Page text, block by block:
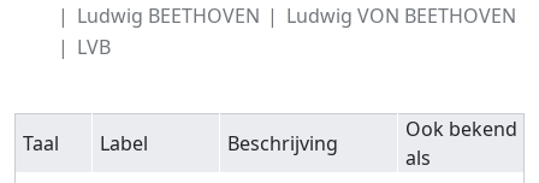
Ludwig BEETHOVEN
Ludwig VON BEETHOVEN
LVB
Taal Label Beschrijving
Ook bekend
als